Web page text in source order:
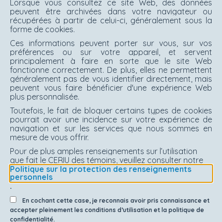
Lorsque vous consultez ce site Web, des données
peuvent être archivées dans votre navigateur ou
récupérées à partir de celui-ci, généralement sous la
forme de cookies.
Ces informations peuvent porter sur vous, sur vos
préférences ou sur votre appareil, et servent
principalement à faire en sorte que le site Web
fonctionne correctement. De plus, elles ne permettent
généralement pas de vous identifier directement, mais
peuvent vous faire bénéficier d'une expérience Web
plus personnalisée.
Toutefois, le fait de bloquer certains types de cookies
pourrait avoir une incidence sur votre expérience de
navigation et sur les services que nous sommes en
mesure de vous offrir.
Pour de plus amples renseignements sur l’utilisation
que fait le CERIU des témoins, veuillez consulter notre
Politique sur la protection des renseignements
personnels
.
En cochant cette case, je reconnais avoir pris connaissance et
accepter pleinement les conditions d’utilisation et la politique de
confidentialité.